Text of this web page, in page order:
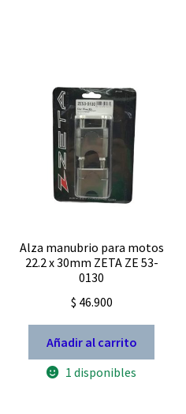
Alza manubrio para motos
22.2 x 30mm ZETA ZE 53-
0130
$ 46.900
Añadir al carrito
1 disponibles